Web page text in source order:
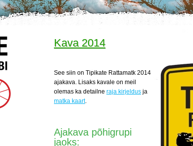
Kava 2014
See siin on Tipikate Rattamatk 2014
ajakava. Lisaks kavale on meil
olemas ka detailne raja kirjeldus ja
matka kaart.
Ajakava põhigrupi
jaoks: